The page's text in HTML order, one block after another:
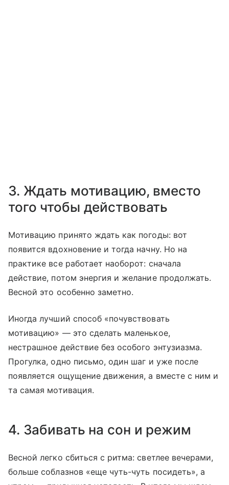
3. Ждать мотивацию, вместо
того чтобы действовать
Мотивацию принято ждать как погоды: вот
появится вдохновение и тогда начну. Но на
практике все работает наоборот: сначала
действие, потом энергия и желание продолжать.
Весной это особенно заметно.
Иногда лучший способ «почувствовать
мотивацию» — это сделать маленькое,
нестрашное действие без особого энтузиазма.
Прогулка, одно письмо, один шаг и уже после
появляется ощущение движения, а вместе с ним и
та самая мотивация.
4. Забивать на сон и режим
Весной легко сбиться с ритма: светлее вечерами,
больше соблазнов «еще чуть-чуть посидеть», а